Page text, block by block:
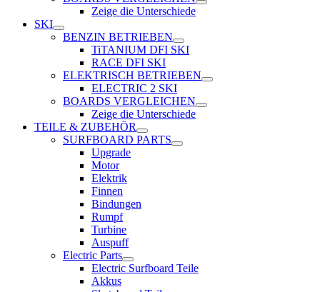
Zeige die Unterschiede
SKI
BENZIN BETRIEBEN
TiTANIUM DFI SKI
RACE DFI SKI
ELEKTRISCH BETRIEBEN
ELECTRIC 2 SKI
BOARDS VERGLEICHEN
Zeige die Unterschiede
TEILE & ZUBEHÖR
SURFBOARD PARTS
Upgrade
Motor
Elektrik
Finnen
Bindungen
Rumpf
Turbine
Auspuff
Electric Parts
Electric Surfboard Teile
Akkus